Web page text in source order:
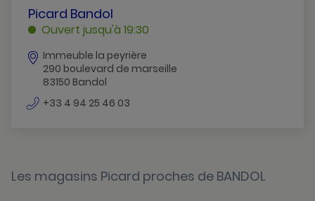
Hyeres
La-Seyne-Sur-Mer
Le-Cannet-Des-Maures
Le-Lavandou
Le-Muy
PICARD
BANDOL
Picard Bandol
Ouvert jusqu'à 19:30
Immeuble la peyrière
290 boulevard de marseille
83150 Bandol
+33 4 94 25 46 03
Les magasins Picard proches de BANDOL